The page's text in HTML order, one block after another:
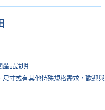
產品說明
尺寸或有其他特殊規格需求，歡迎與